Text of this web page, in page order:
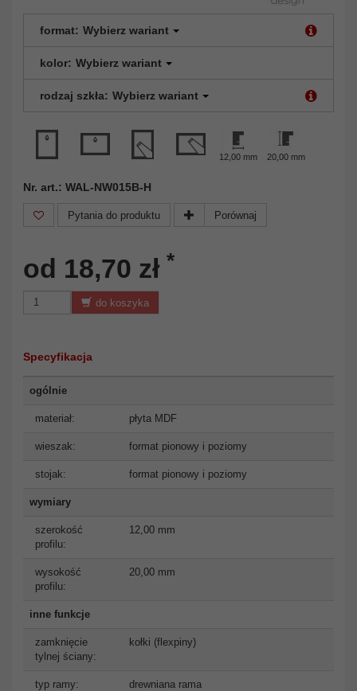
format: Wybierz wariant
kolor: Wybierz wariant
rodzaj szkła: Wybierz wariant
12,00 mm 20,00 mm
Nr. art.: WAL-NW015B-H
Pytania do produktu Porównaj
od 18,70 zł *
do koszyka
Specyfikacja
ogólnie
materiał: płyta MDF
wieszak: format pionowy i poziomy
stojak: format pionowy i poziomy
wymiary
szerokość
profilu:
12,00 mm
wysokość
profilu:
20,00 mm
inne funkcje
zamknięcie
tylnej ściany:
kołki (flexpiny)
typ ramy: drewniana rama